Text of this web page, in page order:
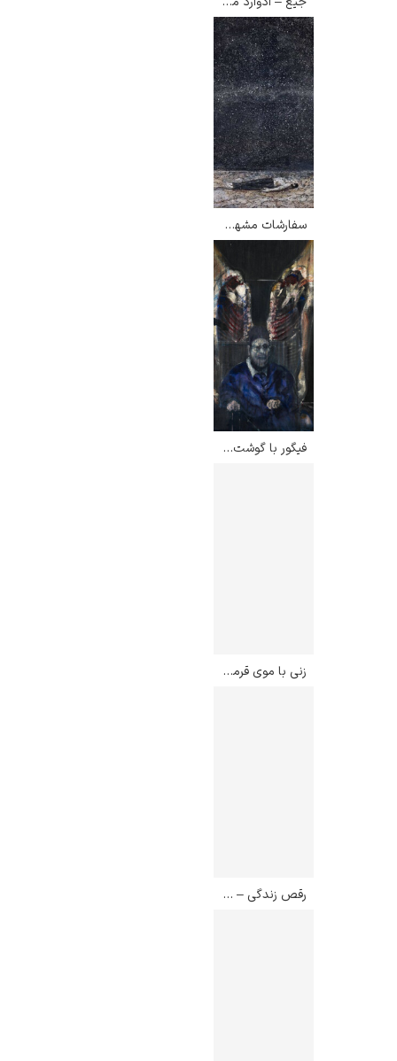
گوستاو کلیمت
ادوارد مونک
کامی پیسارو
رامبرانت
سفارشات مشهور از شب – آنزلم کیفر
فیگور با گوشت – فرانسیس بیکن
زنی با موی قرمز – آمادئو مودیلیانی
رقص زندگی – ادوارد مونک